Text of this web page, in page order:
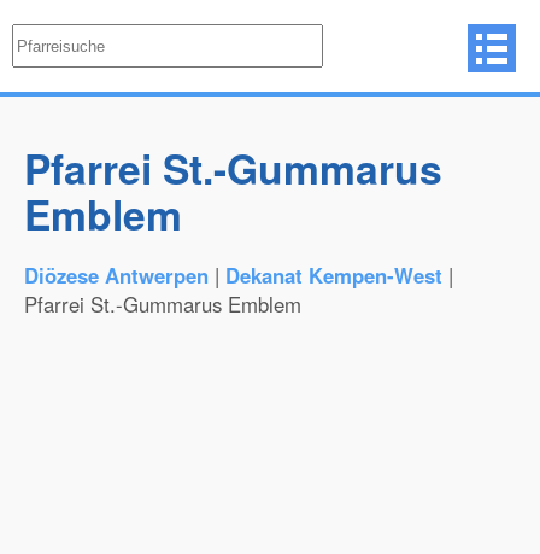
Pfarrei St.-Gummarus
Emblem
Diözese Antwerpen | Dekanat Kempen-West |
Pfarrei St.-Gummarus Emblem